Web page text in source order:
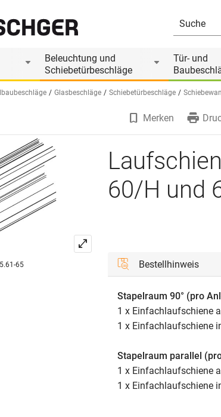
Beleuchtung und
Schiebetürbeschläge
Tür- und
Glasbeschläge Schiebetürbeschläge
Produkt ist Zubehör von
Merken
65
60/H und
Bestellhinweis
Stapelraum 90° (pro
1 x Einfachlaufschiene
1 x Einfachlaufschiene
Stapelraum parallel
1 x Einfachlaufschiene
1 x Einfachlaufschiene